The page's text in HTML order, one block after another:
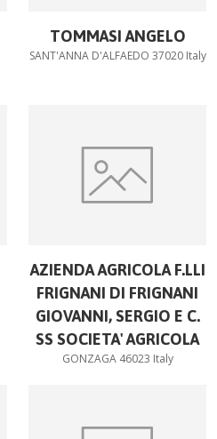
TOMMASI ANGELO
SANT'ANNA D'ALFAEDO 37020 Italy
AZIENDA AGRICOLA F.LLI
FRIGNANI DI FRIGNANI
GIOVANNI, SERGIO E C.
SS SOCIETA' AGRICOLA
GONZAGA 46023 Italy